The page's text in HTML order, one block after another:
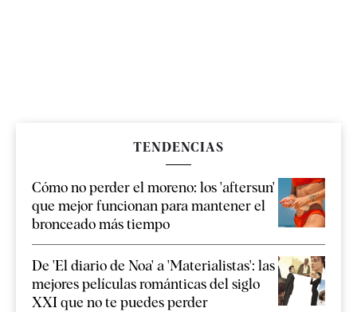
TENDENCIAS
Cómo no perder el moreno: los 'aftersun'
que mejor funcionan para mantener el
bronceado más tiempo
De 'El diario de Noa' a 'Materialistas': las
mejores películas románticas del siglo
XXI que no te puedes perder